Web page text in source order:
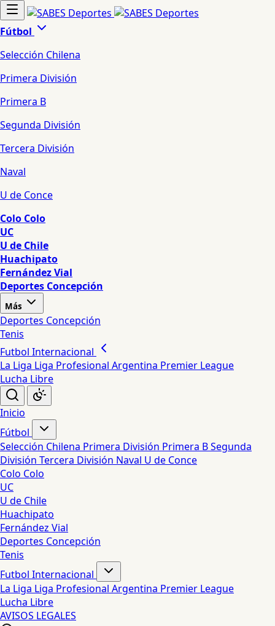
Fútbol
Selección Chilena
Primera División
Primera B
Segunda División
Tercera División
Naval
U de Conce
Colo Colo
UC
U de Chile
Huachipato
Fernández Vial
Deportes Concepción
Más
Deportes Concepción
Tenis
Futbol Internacional
La Liga Liga Profesional Argentina Premier League
Lucha Libre
Inicio
Fútbol
Selección Chilena Primera División Primera BSegunda
División Tercera División Naval U de Conce
Colo Colo
UC
U de Chile
Huachipato
Fernández Vial
Deportes Concepción
Tenis
Futbol Internacional
La Liga Liga Profesional Argentina Premier League
Lucha Libre
AVISOS LEGALES